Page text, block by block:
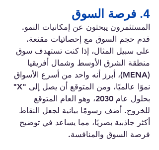
4. فرصة السوق
المستثمرون يبحثون عن إمكانيات النمو.
قدم حجم السوق مع إحصائيات مقنعة.
على سبيل المثال، إذا كنت تستهدف سوق
منطقة الشرق الأوسط وشمال أفريقيا
(MENA)، أبرز أنه واحد من أسرع الأسواق
نموًا عالميًا، ومن المتوقع أن يصل إلى "X"
بحلول عام 2030، وهو العام المتوقع
للخروج. أضف رسومًا بيانية لجعل النقاط
أكثر جاذبية بصريًا، مما يساعد في توضيح
فرصة السوق والمنافسة.